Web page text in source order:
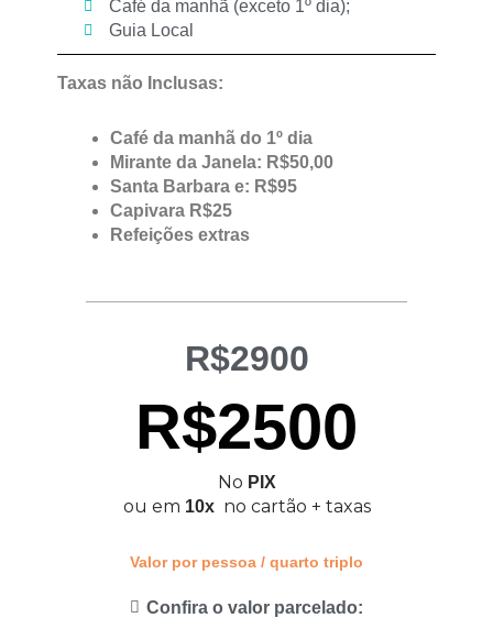
Café da manhã (exceto 1º dia);
Guia Local
Taxas não Inclusas:
Café da manhã do 1º dia
Mirante da Janela: R$50,00
Santa Barbara e: R$95
Capivara R$25
Refeições extras
R$2900
R$2500
No PIX
ou em 10x no cartão + taxas
Valor por pessoa / quarto triplo
Confira o valor parcelado: